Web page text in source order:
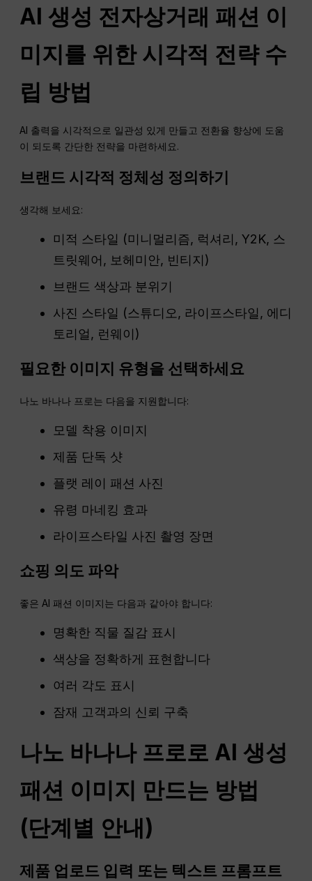
AI 생성 전자상거래 패션 이
미지를 위한 시각적 전략 수
립 방법
AI 출력을 시각적으로 일관성 있게 만들고 전환율 향상에 도움
이 되도록 간단한 전략을 마련하세요.
브랜드 시각적 정체성 정의하기
생각해 보세요:
미적 스타일 (미니멀리즘, 럭셔리, Y2K, 스
트릿웨어, 보헤미안, 빈티지)
브랜드 색상과 분위기
사진 스타일 (스튜디오, 라이프스타일, 에디
토리얼, 런웨이)
필요한 이미지 유형을 선택하세요
나노 바나나 프로는 다음을 지원합니다:
모델 착용 이미지
제품 단독 샷
플랫 레이 패션 사진
유령 마네킹 효과
라이프스타일 사진 촬영 장면
쇼핑 의도 파악
좋은 AI 패션 이미지는 다음과 같아야 합니다:
명확한 직물 질감 표시
색상을 정확하게 표현합니다
여러 각도 표시
잠재 고객과의 신뢰 구축
나노 바나나 프로로 AI 생성
패션 이미지 만드는 방법
(단계별 안내)
제품 업로드 입력 또는 텍스트 프롬프트